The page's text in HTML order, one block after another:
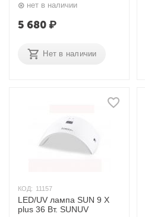
нет в наличии
5 680₽
Нет в наличии
КОД: 11157
LED/UV лампа SUN 9 X
plus 36 Вт. SUNUV